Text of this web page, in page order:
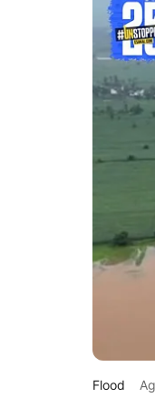
Flood